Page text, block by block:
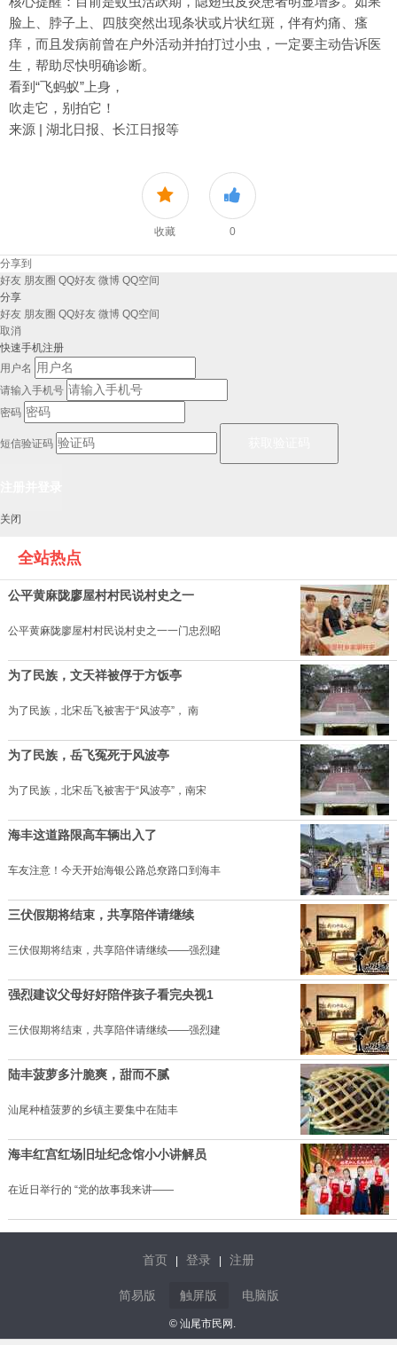
脸上、脖子上、四肢突然出现条状或片状红斑，伴有灼痛、瘙
痒，而且发病前曾在户外活动并拍打过小虫，一定要主动告诉医
生，帮助尽快明确诊断。
看到“飞蚂蚁”上身，
吹走它，别拍它！
来源 | 湖北日报、长江日报等
收藏 0
分享到
好友 朋友圈 QQ好友 微博 QQ空间
分享
好友 朋友圈 QQ好友 微博 QQ空间
取消
快速手机注册
用户名
请输入手机号
密码
短信验证码
关闭
全站热点
公平黄麻陇廖屋村村民说村史之一
公平黄麻陇廖屋村村民说村史之一一门忠烈昭
为了民族，文天祥被俘于方饭亭
为了民族，北宋岳飞被害于“风波亭”， 南
为了民族，岳飞冤死于风波亭
为了民族，北宋岳飞被害于“风波亭”，南宋
海丰这道路限高车辆出入了
车友注意！今天开始海银公路总尞路口到海丰
三伏假期将结束，共享陪伴请继续
三伏假期将结束，共享陪伴请继续——强烈建
强烈建议父母好好陪伴孩子看完央视1
三伏假期将结束，共享陪伴请继续——强烈建
陆丰菠萝多汁脆爽，甜而不腻
汕尾种植菠萝的乡镇主要集中在陆丰
海丰红宫红场旧址纪念馆小小讲解员
在近日举行的 “党的故事我来讲——
首页 | 登录 | 注册
简易版 触屏版 电脑版
© 汕尾市民网.